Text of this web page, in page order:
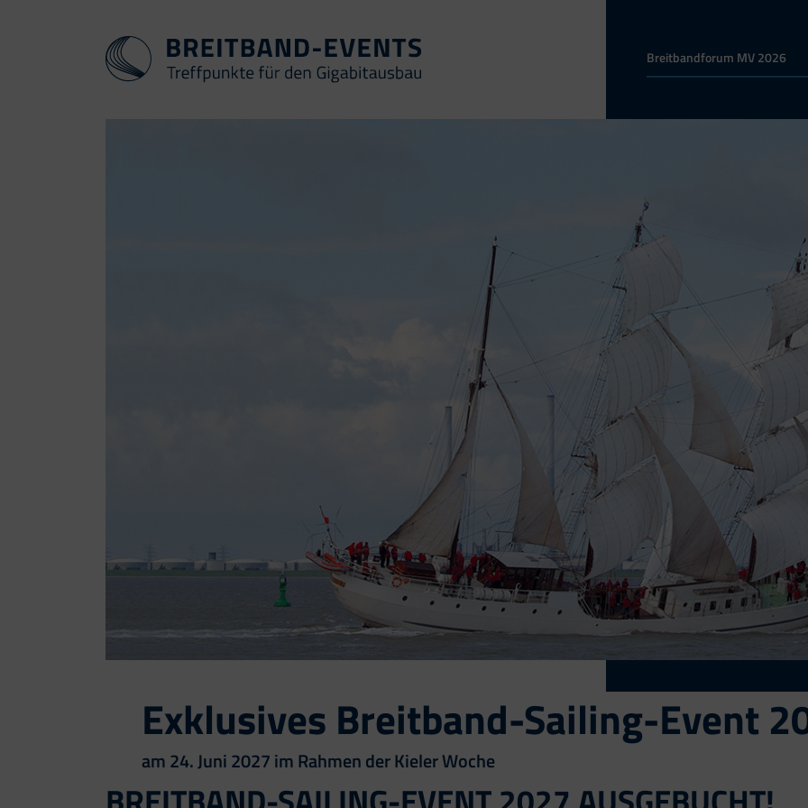
Breitbandforum MV 2026
Exklusives Breitband-Sailing-Event
am 24. Juni 2027 im Rahmen der Kieler Woche